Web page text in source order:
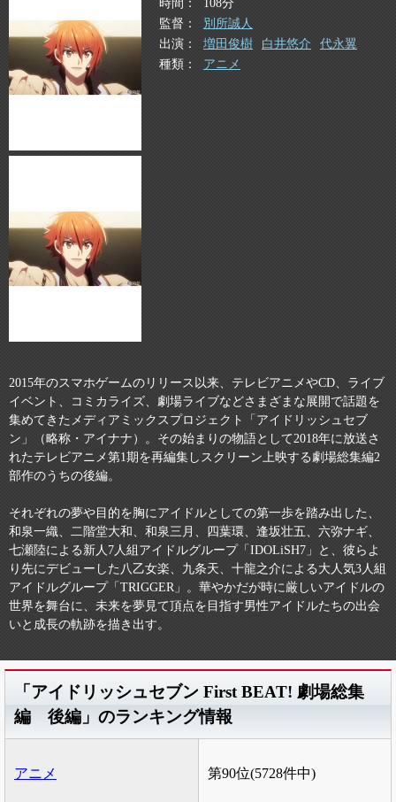
時間
108分
監督
別所誠人
出演
増田俊樹 白井悠介
代永翼
種類
アニメ
2015年のスマホゲームのリリース以来、テレビアニメやCD、ライブ
イベント、コミカライズ、劇場ライブなどさまざまな展開で話題を
集めてきたメディアミックスプロジェクト「アイドリッシュセブ
ン」（略称・アイナナ）。その始まりの物語として2018年に放送さ
れたテレビアニメ第1期を再編集しスクリーン上映する劇場総集編2
部作のうちの後編。
それぞれの夢や目的を胸にアイドルとしての第一歩を踏み出した、
和泉一織、二階堂大和、和泉三月、四葉環、逢坂壮五、六弥ナギ、
七瀬陸による新人7人組アイドルグループ「IDOLiSH7」と、彼らよ
り先にデビューした八乙女楽、九条天、十龍之介による大人気3人組
アイドルグループ「TRIGGER」。華やかだが時に厳しいアイドルの
世界を舞台に、未来を夢見て頂点を目指す男性アイドルたちの出会
いと成長の軌跡を描き出す。
「アイドリッシュセブン First BEAT! 劇場総集
編 後編」のランキング情報
アニメ 第90位(5728件中)